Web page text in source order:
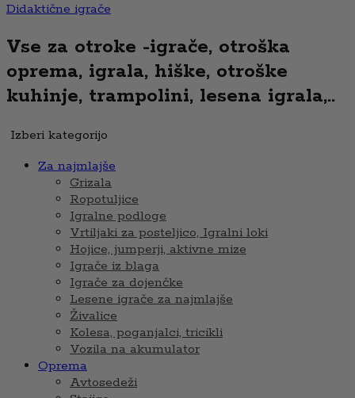
Didaktične igrače
Vse za otroke -igrače, otroška
oprema, igrala, hiške, otroške
kuhinje, trampolini, lesena igrala,..
Izberi kategorijo
Za najmlajše
Grizala
Ropotuljice
Igralne podloge
Vrtiljaki za posteljico, Igralni loki
Hojice, jumperji, aktivne mize
Igrače iz blaga
Igrače za dojenčke
Lesene igrače za najmlajše
Živalice
Kolesa, poganjalci, tricikli
Vozila na akumulator
Oprema
Avtosedeži